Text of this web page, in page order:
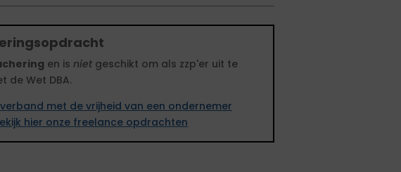
en is niet geschikt om als zzp'er uit te
de Wet DBA.
met de vrijheid van een ondernemer
hier onze freelance opdrachten